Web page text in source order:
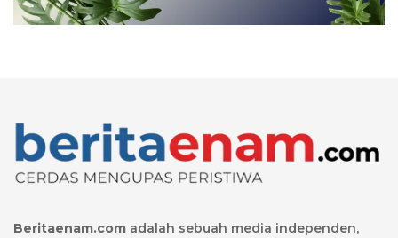
Beritaenam.com adalah sebuah media independen,